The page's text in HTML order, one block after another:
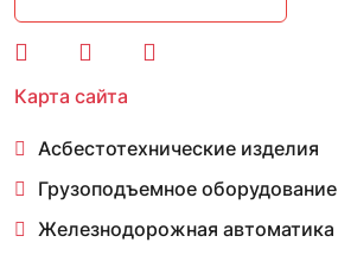
Карта сайта
Асбестотехнические изделия
Грузоподъемное оборудование
Железнодорожная автоматика